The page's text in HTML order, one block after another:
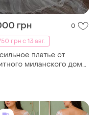
грн
0
грн с 13 авг.
платье от
миланского дома
le spose di giatch.